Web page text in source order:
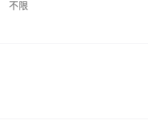
不限